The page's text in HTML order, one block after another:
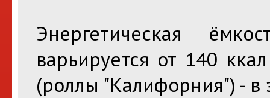
Энергетическая
варьируется от 140
(роллы "Калифорния") - в